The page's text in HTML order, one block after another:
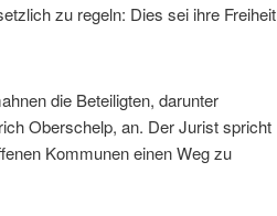
zu regeln: Dies sei ihre Freiheit
die Beteiligten, darunter
Oberschelp, an. Der Jurist spricht
Kommunen einen Weg zu